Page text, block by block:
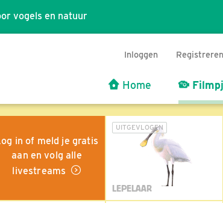
vogels en natuur
Inloggen Registreren
Home
in of meld je gratis
aan en volg alle
livestreams
UITGEVLOGEN
LEPELAAR